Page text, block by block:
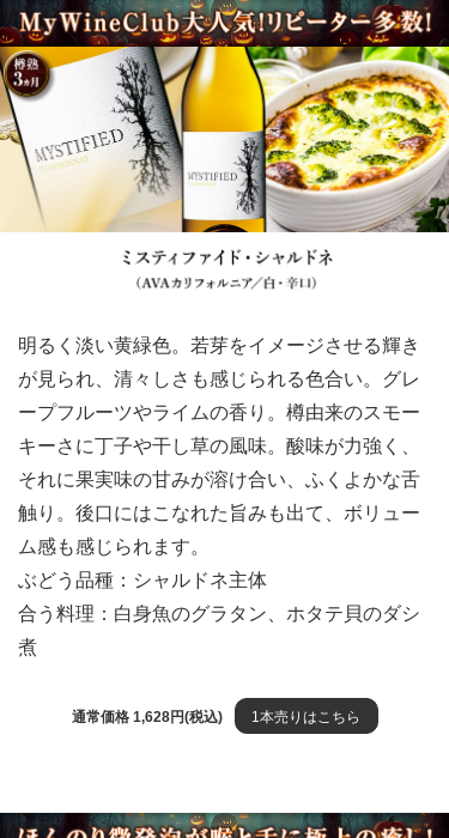
明るく淡い黄緑色。若芽をイメージさせる輝き
が見られ、清々しさも感じられる色合い。グレ
ープフルーツやライムの香り。樽由来のスモー
キーさに丁子や干し草の風味。酸味が力強く、
それに果実味の甘みが溶け合い、ふくよかな舌
触り。後口にはこなれた旨みも出て、ボリュー
ム感も感じられます。
ぶどう品種：シャルドネ主体
合う料理：白身魚のグラタン、ホタテ貝のダシ
煮
通常価格 1,628円(税込) 1本売りはこちら